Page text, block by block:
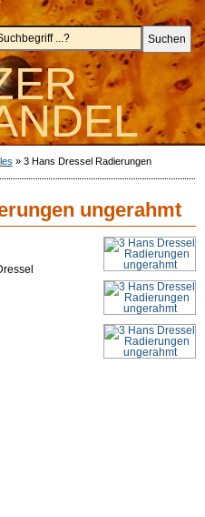
» 3 Hans Dressel Radierungen
ungerahmt